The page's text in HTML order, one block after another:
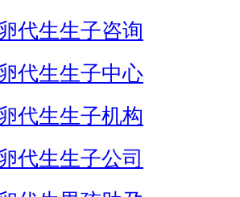
代生生子咨询
代生生子中心
代生生子机构
代生生子公司